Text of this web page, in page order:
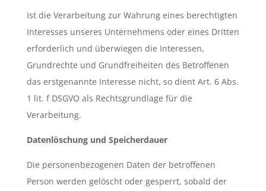
Ist die Verarbeitung zur Wahrung eines berechtigten
Interesses unseres Unternehmens oder eines Dritten
erforderlich und überwiegen die Interessen,
Grundrechte und Grundfreiheiten des Betroffenen
das erstgenannte Interesse nicht, so dient Art. 6 Abs.
1 lit. f DSGVO als Rechtsgrundlage für die
Verarbeitung.
Datenlöschung und Speicherdauer
Die personenbezogenen Daten der betroffenen
Person werden gelöscht oder gesperrt, sobald der